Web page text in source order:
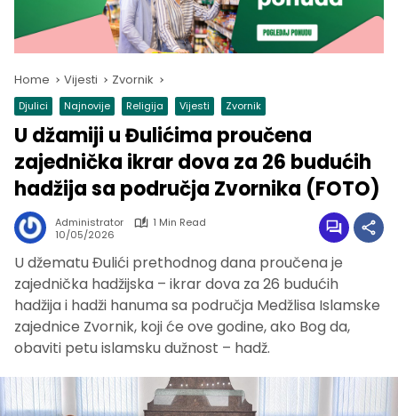
Home Vijesti Zvornik
Djulici Najnovije Religija Vijesti Zvornik
U džamiji u Đulićima proučena
zajednička ikrar dova za 26 budućih
hadžija sa područja Zvornika (FOTO)
Administrator
1 Min Read
10/05/2026
U džematu Đulići prethodnog dana proučena je
zajednička hadžijska – ikrar dova za 26 budućih
hadžija i hadži hanuma sa područja Medžlisa Islamske
zajednice Zvornik, koji će ove godine, ako Bog da,
obaviti petu islamsku dužnost – hadž.